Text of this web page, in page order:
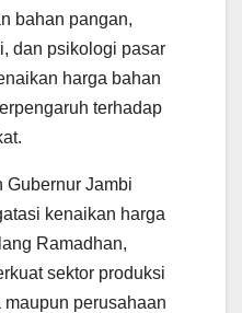
bahan pangan,
dan psikologi pasar
harga bahan
terhadap
Gubernur Jambi
kenaikan harga
Ramadhan,
sektor produksi
perusahaan